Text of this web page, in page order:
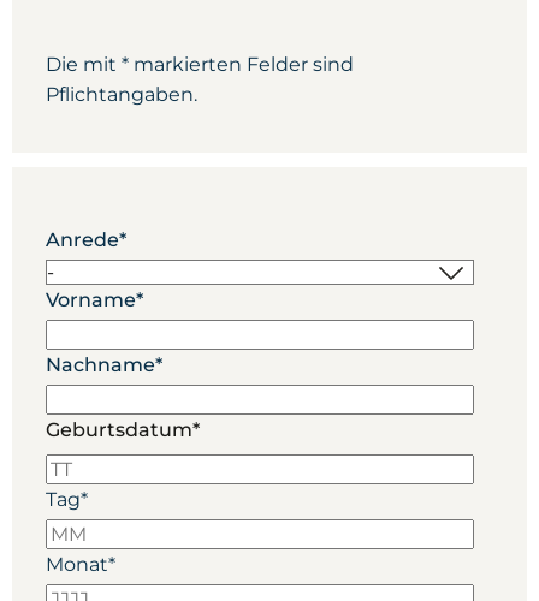
Die mit * markierten Felder sind
Pflichtangaben.
Anrede*
Vorname*
Nachname*
Geburtsdatum*
Tag*
Monat*